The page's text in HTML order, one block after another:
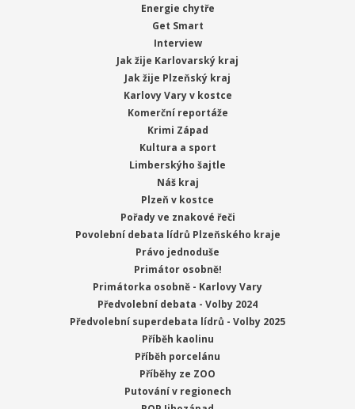
Energie chytře
Get Smart
Interview
Jak žije Karlovarský kraj
Jak žije Plzeňský kraj
Karlovy Vary v kostce
Komerční reportáže
Krimi Západ
Kultura a sport
Limberskýho šajtle
Náš kraj
Plzeň v kostce
Pořady ve znakové řeči
Povolební debata lídrů Plzeňského kraje
Právo jednoduše
Primátor osobně!
Primátorka osobně - Karlovy Vary
Předvolební debata - Volby 2024
Předvolební superdebata lídrů - Volby 2025
Příběh kaolinu
Příběh porcelánu
Příběhy ze ZOO
Putování v regionech